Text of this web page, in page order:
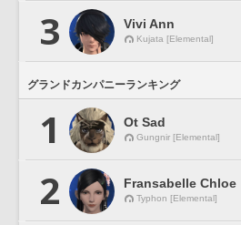
3 Vivi Ann
Kujata [Elemental]
グランドカンパニーランキング
1 Ot Sad
Gungnir [Elemental]
2 Fransabelle Chloe
Typhon [Elemental]